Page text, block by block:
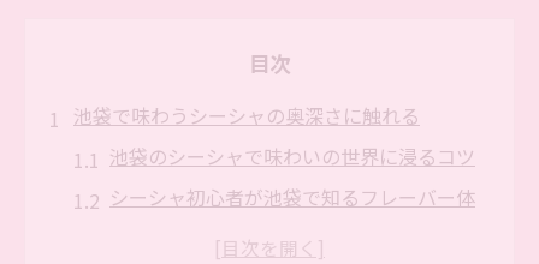
目次
池袋で味わうシーシャの奥深さに触れる
池袋のシーシャで味わいの世界に浸るコツ
シーシャ初心者が池袋で知るフレーバー体